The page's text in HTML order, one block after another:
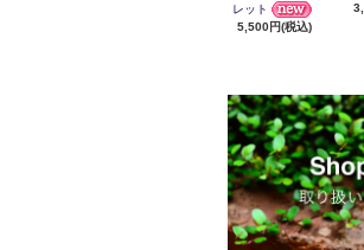
レット
5,500円(税込)